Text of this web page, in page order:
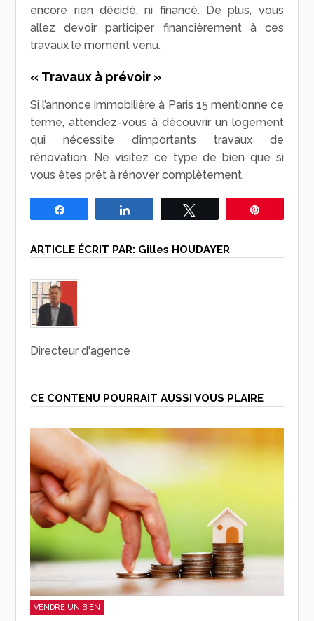
encore rien décidé, ni financé. De plus, vous
allez devoir participer financièrement à ces
travaux le moment venu.
« Travaux à prévoir »
Si l’annonce immobilière à Paris 15 mentionne ce
terme, attendez-vous à découvrir un logement
qui nécessite d’importants travaux de
rénovation. Ne visitez ce type de bien que si
vous êtes prêt à rénover complètement.
ARTICLE ÉCRIT PAR: Gilles HOUDAYER
Directeur d'agence
CE CONTENU POURRAIT AUSSI VOUS PLAIRE
VENDRE UN BIEN